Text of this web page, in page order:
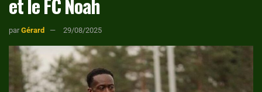
et le FC Noah
par Gérard 29/08/2025